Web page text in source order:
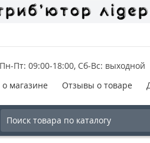
Пн-Пт: 09:00-18:00, Сб-Вс: выходной
магазине Отзывы о товаре